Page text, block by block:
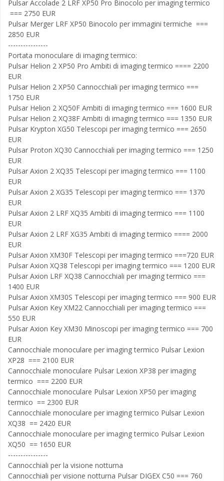
Pulsar Accolade 2 LRF XP50 Pro Binocolo per imaging termico
=== 2750 EUR
Pulsar Merger LRF XP50 Binocolo per immagini termiche ===
2850 EUR
----------------
Portata monoculare di imaging termico:
Pulsar Helion 2 XP50 Pro Ambiti di imaging termico ==== 2200
EUR
Pulsar Helion 2 XP50 Cannocchiali per imaging termico ===
1750 EUR
Pulsar Helion 2 XQ50F Ambiti di imaging termico === 1600 EUR
Pulsar Helion 2 XQ38F Ambiti di imaging termico === 1350 EUR
Pulsar Krypton XG50 Telescopi per imaging termico === 2650
EUR
Pulsar Proton XQ30 Cannocchiali per imaging termico === 1250
EUR
Pulsar Axion 2 XQ35 Telescopi per imaging termico === 1100
EUR
Pulsar Axion 2 XG35 Telescopi per imaging termico === 1370
EUR
Pulsar Axion 2 LRF XQ35 Ambiti di imaging termico === 1100
EUR
Pulsar Axion 2 LRF XG35 Ambiti di imaging termico ==== 2000
EUR
Pulsar Axion XM30F Telescopi per imaging termico ===720 EUR
Pulsar Axion XQ38 Telescopi per imaging termico === 1200 EUR
Pulsar Axion LRF XQ38 Cannocchiali per imaging termico ===
1400 EUR
Pulsar Axion XM30S Telescopi per imaging termico === 900 EUR
Pulsar Axion Key XM22 Cannocchiali per imaging termico ===
550 EUR
Pulsar Axion Key XM30 Minoscopi per imaging termico === 700
EUR
Cannocchiale monoculare per imaging termico Pulsar Lexion
XP28 === 2100 EUR
Cannocchiale monoculare Pulsar Lexion XP38 per imaging
termico === 2200 EUR
Cannocchiale monoculare Pulsar Lexion XP50 per imaging
termico == 2300 EUR
Cannocchiale monoculare per imaging termico Pulsar Lexion
XQ38 == 2420 EUR
Cannocchiale monoculare per imaging termico Pulsar Lexion
XQ50 == 1650 EUR
----------------
Cannocchiali per la visione notturna
Cannocchiali per visione notturna Pulsar DIGEX С50 === 760